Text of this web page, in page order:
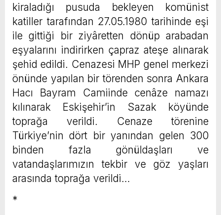
kiraladığı pusuda bekleyen komünist
katiller tarafından 27.05.1980 tarihinde eşi
ile gittiği bir ziyâretten dönüp arabadan
eşyalarını indirirken çapraz ateşe alınarak
şehid edildi. Cenazesi MHP genel merkezi
önünde yapılan bir törenden sonra Ankara
Hacı Bayram Camiinde cenâze namazı
kılınarak Eskişehir’in Sazak köyünde
toprağa verildi. Cenaze törenine
Türkiye’nin dört bir yanından gelen 300
binden fazla gönüldaşları ve
vatandaşlarımızın tekbir ve göz yaşları
arasında toprağa verildi…
*